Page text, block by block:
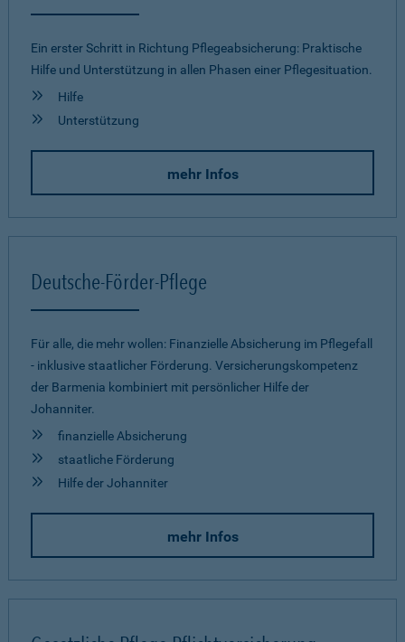
Ein erster Schritt in Richtung Pflegeab­sicherung: Praktische
Hilfe und Unterstützung in allen Phasen einer Pflegesituation.
Hilfe
Unterstützung
mehr Infos
Deutsche-Förder-Pflege
Für alle, die mehr wollen: Finanzielle Absicherung im Pflegefall
- inklusive staatlicher Förderung. Versicherungskompetenz
der Barmenia kombiniert mit persönlicher Hilfe der
Johanniter.
finanzielle Absicherung
staatliche Förderung
Hilfe der Johanniter
mehr Infos